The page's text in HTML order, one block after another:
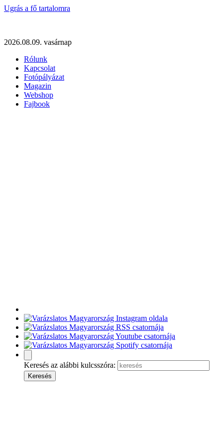
Ugrás a fő tartalomra
2026.08.09. vasárnap
Rólunk
Kapcsolat
Fotópályázat
Magazin
Webshop
Fajbook
Keresés az alábbi kulcsszóra: